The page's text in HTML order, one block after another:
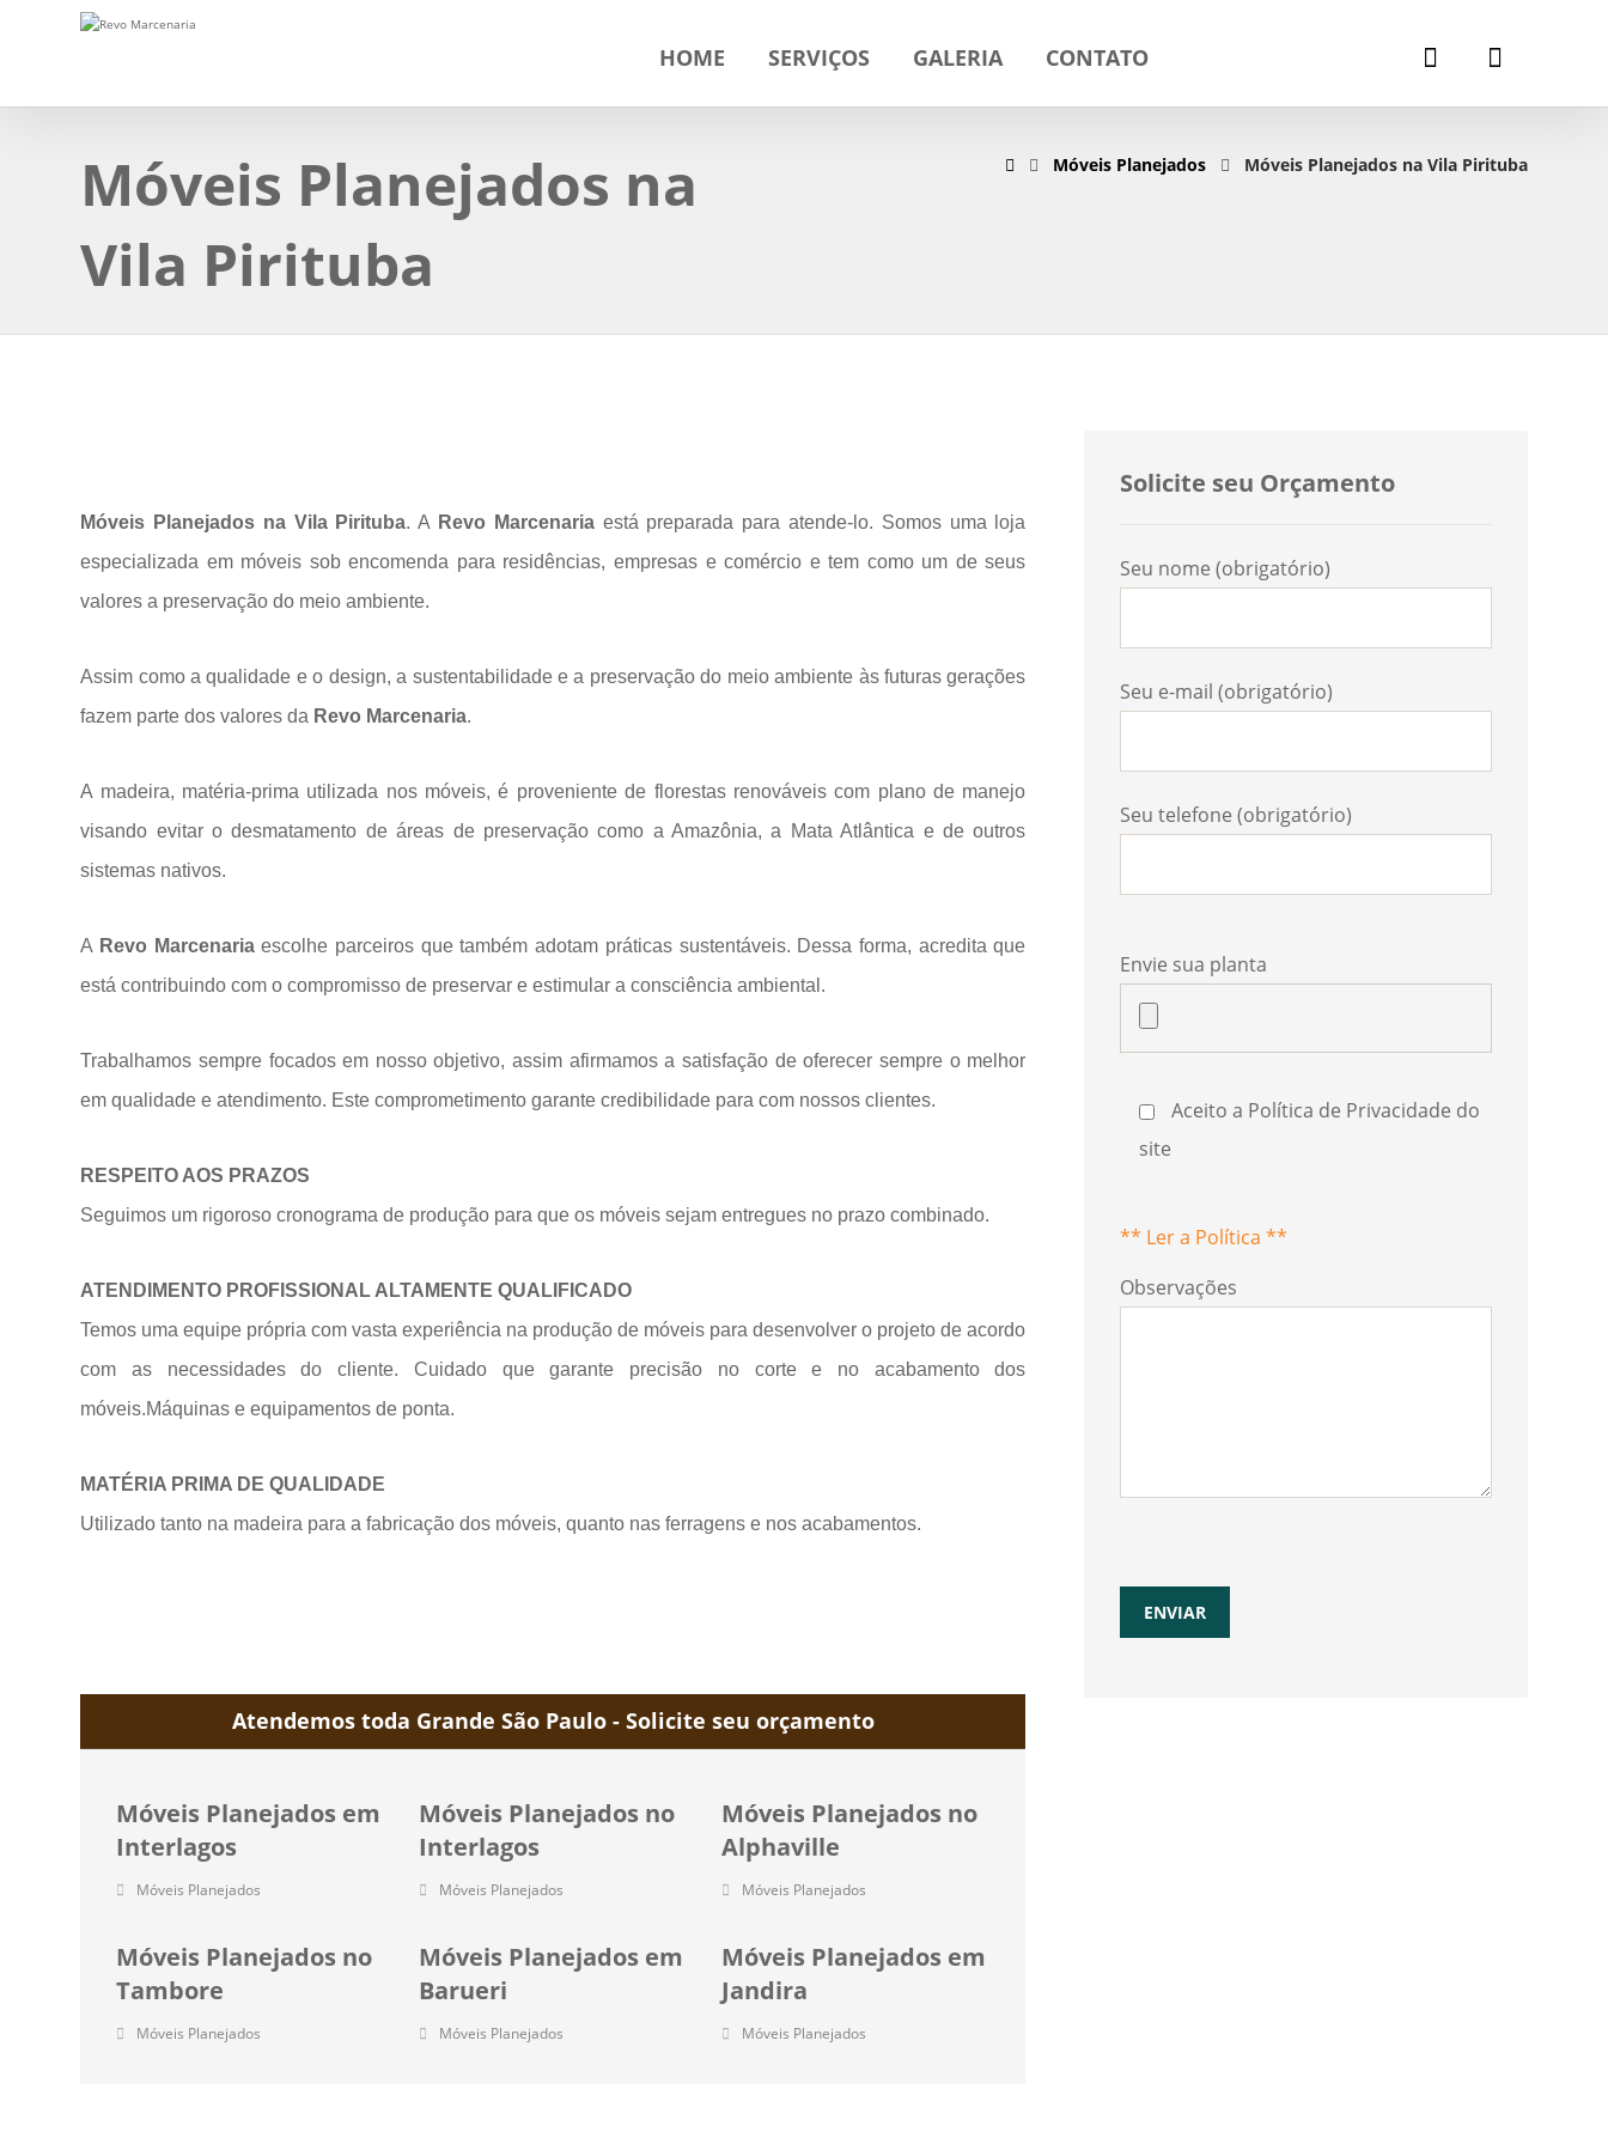
HOME SERVIÇOS GALERIA CONTATO
Móveis Planejados na
Vila Pirituba
Móveis Planejados Móveis Planejados na Vila Pirituba
Móveis Planejados na Vila Pirituba. A Revo Marcenariaestá preparada para atende-lo. Somos uma loja
especializada em móveis sob encomenda para residências, empresas e comércio e tem como um de seus
valores a preservação do meio ambiente.
Assim como a qualidade e o design, a sustentabilidade e a preservação do meio ambiente às futuras gerações
fazem parte dos valores da Revo Marcenaria.
A madeira, matéria-prima utilizada nos móveis, é proveniente de florestas renováveis com plano de manejo
visando evitar o desmatamento de áreas de preservação como a Amazônia, a Mata Atlântica e de outros
sistemas nativos.
A Revo Marcenariaescolhe parceiros que também adotam práticas sustentáveis. Dessa forma, acredita que
está contribuindo com o compromisso de preservar e estimular a consciência ambiental.
Trabalhamos sempre focados em nosso objetivo, assim afirmamos a satisfação de oferecer sempre o melhor
em qualidade e atendimento. Este comprometimento garante credibilidade para com nossos clientes.
RESPEITO AOS PRAZOS
Seguimos um rigoroso cronograma de produção para que os móveis sejam entregues no prazo combinado.
ATENDIMENTO PROFISSIONAL ALTAMENTE QUALIFICADO
Temos uma equipe própria com vasta experiência na produção de móveis para desenvolver o projeto de acordo
com as necessidades do cliente. Cuidado que garante precisão no corte e no acabamento dos
móveis.Máquinas e equipamentos de ponta.
MATÉRIA PRIMA DE QUALIDADE
Utilizado tanto na madeira para a fabricação dos móveis, quanto nas ferragens e nos acabamentos.
Atendemos toda Grande São Paulo - Solicite seu orçamento
Móveis Planejados em
Interlagos
Móveis Planejados
Móveis Planejados no
Interlagos
Móveis Planejados
Móveis Planejados no
Alphaville
Móveis Planejados
Móveis Planejados no
Tambore
Móveis Planejados
Móveis Planejados em
Barueri
Móveis Planejados
Móveis Planejados em
Jandira
Móveis Planejados
Solicite seu Orçamento
Seu nome (obrigatório)
Seu e-mail (obrigatório)
Seu telefone (obrigatório)
Envie sua planta
Aceito a Política de Privacidade do
site
** Ler a Política **
Observações